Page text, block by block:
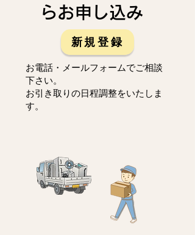
らお申し込み
新規登録
お電話・メールフォームでご相談
下さい。
お引き取りの日程調整をいたしま
す。